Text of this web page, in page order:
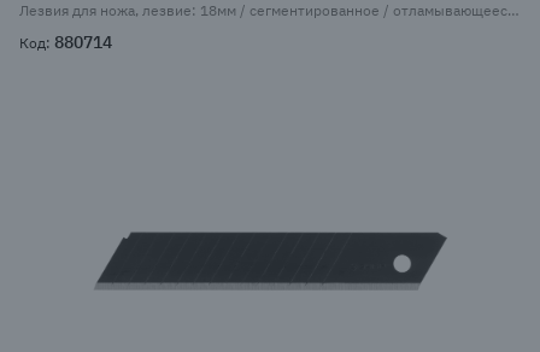
Лезвия для ножа, лезвие: 18мм / сегментированное / отламывающееся, кассета для лезвий, ЗУБР ПРОФЕССИОНАЛ во­ро­не­ные (09716-18-10)
Код: 880714